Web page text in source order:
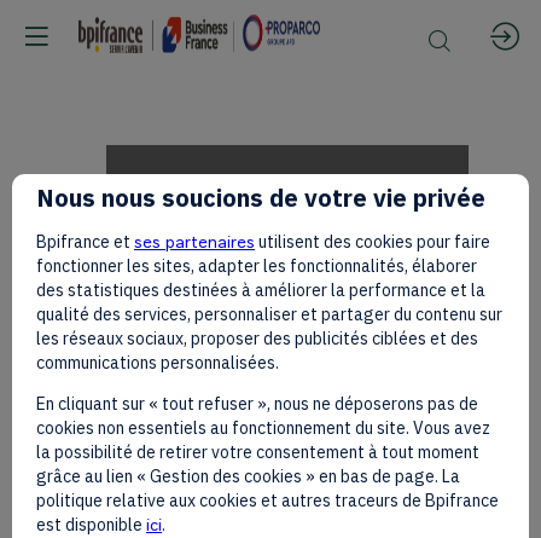
James
MWANGI
sur
le
Nous nous soucions de votre vie privée
Bpifrance et ses partenaires utilisent des cookies pour faire
fonctionner les sites, adapter les fonctionnalités, élaborer
des statistiques destinées à améliorer la performance et la
qualité des services, personnaliser et partager du contenu sur
les réseaux sociaux, proposer des publicités ciblées et des
communications personnalisées.
En cliquant sur « tout refuser », nous ne déposerons pas de
cookies non essentiels au fonctionnement du site. Vous avez
la possibilité de retirer votre consentement à tout moment
grâce au lien « Gestion des cookies » en bas de page. La
politique relative aux cookies et autres traceurs de Bpifrance
est disponible ici.